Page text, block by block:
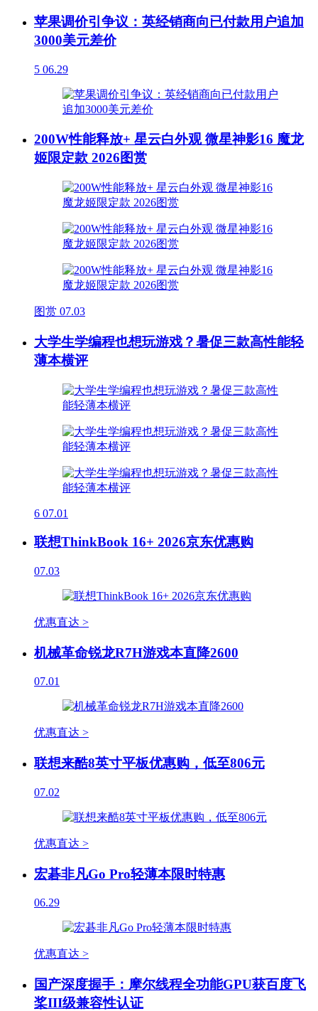
苹果调价引争议：英经销商向已付款用户追加
3000美元差价
5 06.29
200W性能释放+ 星云白外观 微星神影16 魔龙
姬限定款 2026图赏
图赏 07.03
大学生学编程也想玩游戏？暑促三款高性能轻
薄本横评
6 07.01
联想ThinkBook 16+ 2026京东优惠购
07.03
优惠直达 >
机械革命锐龙R7H游戏本直降2600
07.01
优惠直达 >
联想来酷8英寸平板优惠购，低至806元
07.02
优惠直达 >
宏碁非凡Go Pro轻薄本限时特惠
06.29
优惠直达 >
国产深度握手：摩尔线程全功能GPU获百度飞
桨III级兼容性认证